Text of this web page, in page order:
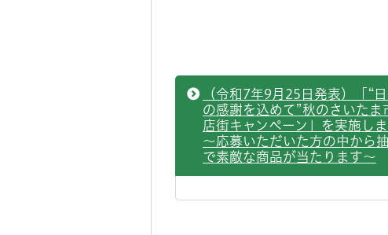
（令和7年9月25日発表）「“
の感謝を込めて”秋のさいたま
店街キャンペーン」を実施し
～応募いただいた方の中から
で素敵な商品が当たります～